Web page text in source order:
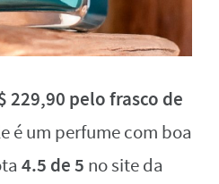
229,90 pelo frasco de
é um perfume com boa
4.5 de 5 no site da